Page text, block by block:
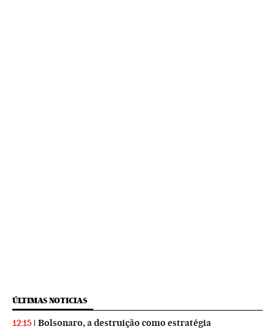
ÚLTIMAS NOTICIAS
12:15 Bolsonaro, a destruição como estratégia